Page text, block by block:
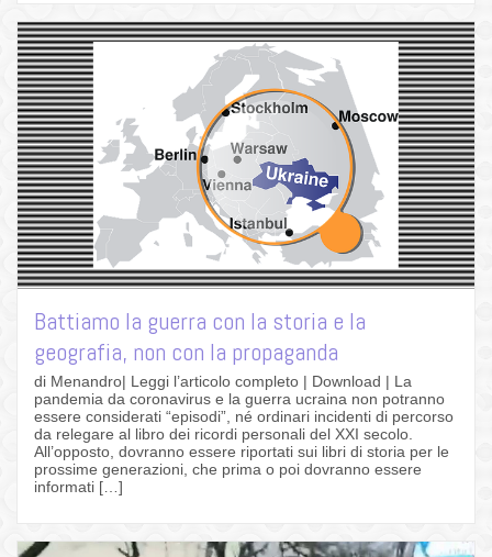
Battiamo la guerra con la storia e la
geografia, non con la propaganda
di Menandro| Leggi l’articolo completo | Download | La
pandemia da coronavirus e la guerra ucraina non potranno
essere considerati “episodi”, né ordinari incidenti di percorso
da relegare al libro dei ricordi personali del XXI secolo.
All’opposto, dovranno essere riportati sui libri di storia per le
prossime generazioni, che prima o poi dovranno essere
informati […]